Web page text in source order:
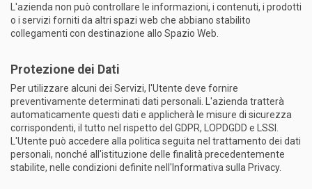
L'azienda non può controllare le informazioni, i contenuti, i prodotti
o i servizi forniti da altri spazi web che abbiano stabilito
collegamenti con destinazione allo Spazio Web.
Protezione dei Dati
Per utilizzare alcuni dei Servizi, l'Utente deve fornire
preventivamente determinati dati personali. L'azienda tratterà
automaticamente questi dati e applicherà le misure di sicurezza
corrispondenti, il tutto nel rispetto del GDPR, LOPDGDD e LSSI.
L'Utente può accedere alla politica seguita nel trattamento dei dati
personali, nonché all'istituzione delle finalità precedentemente
stabilite, nelle condizioni definite nell'Informativa sulla Privacy.